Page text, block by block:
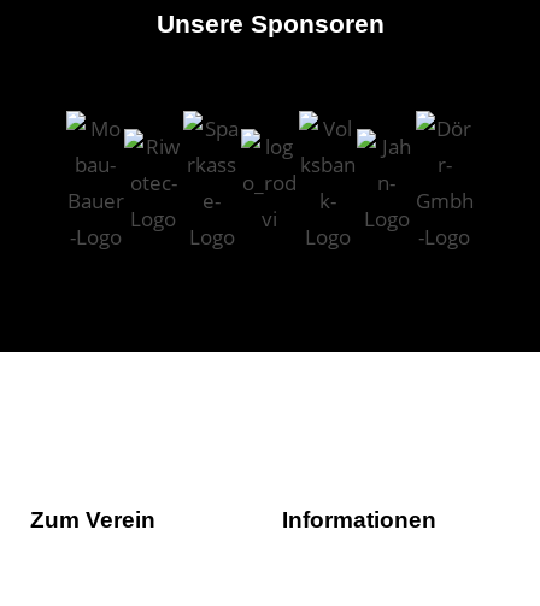
Unsere Sponsoren
Zum Verein Informationen